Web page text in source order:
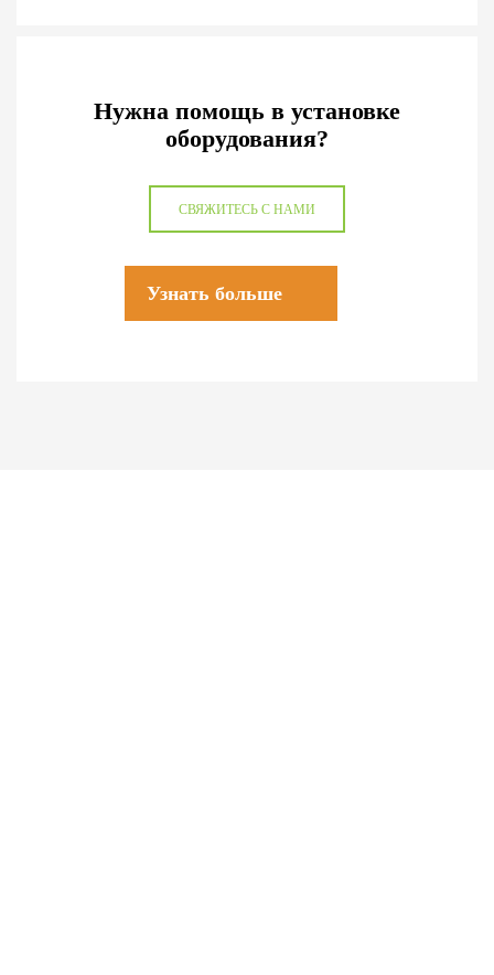
Нужна помощь в установке
оборудования?
СВЯЖИТЕСЬ С НАМИ
Узнать больше